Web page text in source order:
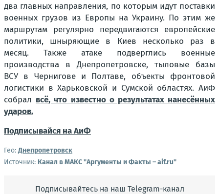
два главных направления, по которым идут поставки
военных грузов из Европы на Украину. По этим же
маршрутам регулярно передвигаются европейские
политики, шныряющие в Киев несколько раз в
месяц. Также атаке подверглись военные
производства в Днепропетровске, тыловые базы
ВСУ в Чернигове и Полтаве, объекты фронтовой
логистики в Харьковской и Сумской областях. АиФ
собрал всё, что известно о результатах нанесённых
ударов.
Подписывайся на АиФ
Гео:Днепропетровск
Источник: Канал в МАКС "Аргументы и Факты – aif.ru"
Подписывайтесь на наш Telegram-канал